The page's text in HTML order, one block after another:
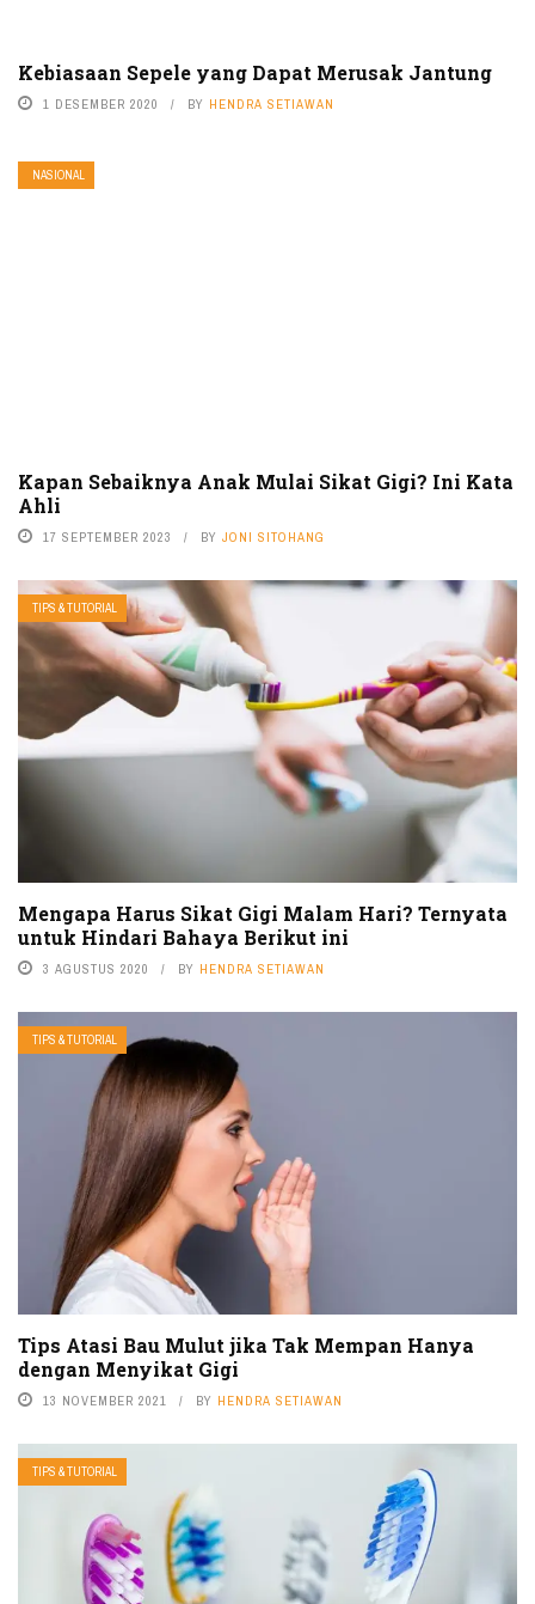
Kebiasaan Sepele yang Dapat Merusak Jantung
1 DESEMBER 2020 BY HENDRA SETIAWAN
NASIONAL
Kapan Sebaiknya Anak Mulai Sikat Gigi? Ini Kata
Ahli
17 SEPTEMBER 2023 BY JONI SITOHANG
TIPS & TUTORIAL
Mengapa Harus Sikat Gigi Malam Hari? Ternyata
untuk Hindari Bahaya Berikut ini
3 AGUSTUS 2020 BY HENDRA SETIAWAN
TIPS & TUTORIAL
Tips Atasi Bau Mulut jika Tak Mempan Hanya
dengan Menyikat Gigi
13 NOVEMBER 2021 BY HENDRA SETIAWAN
TIPS & TUTORIAL